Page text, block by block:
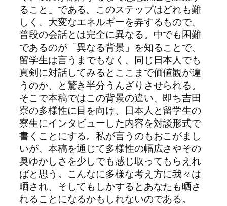
ること」である。このステップはどれも難
しく、大変なエネルギーを弄するもので、
普段の会話とは完全に異なる。中でも困難
であるのが「異なる背景」を知ることで、
留学生は言うまでもなく、同じ日本人でも
真剣に対話してみるとここまで価値観が違
うのか、と驚き半分うんざりさせられる。
そこで本稿ではこの背景の違い、即ち吉田
寮の多様性に目を向け、日本人と留学生の
寮生にインタビューした内容を対談形式で
書くことにする。私が言うのもおこがまし
いが、本稿を通じて多様性の幅広さやその
奥ゆかしさを少しでも感じ取ってもらえれ
ばと思う。こんなに多様な考え方に我々は
晒され、そしてもしかするとあなたも晒さ
れることになるかもしれないのである。